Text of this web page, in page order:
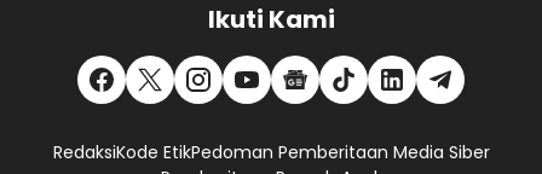
Ikuti Kami
RedaksiKode EtikPedoman Pemberitaan Media Siber